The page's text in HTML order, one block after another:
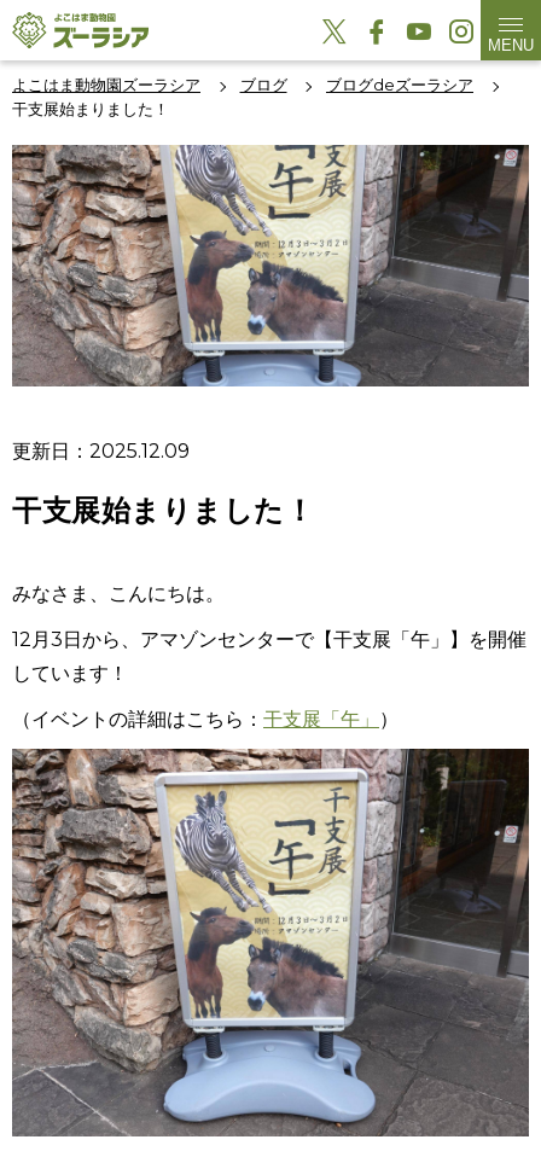
MENU
よこはま動物園ズーラシア ブログ
ブログdeズーラシア
干支展始まりました！
更新日：2025.12.09
干支展始まりました！
みなさま、こんにちは。
12月3日から、アマゾンセンターで【干支展「午」】を開催
しています！
（イベントの詳細はこちら： 干支展「午」 ）